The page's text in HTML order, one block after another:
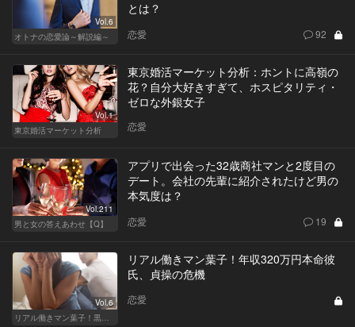
Vol.6
オトナの恋愛論～解説編～
とは？
恋愛 92
Vol.1
東京婚活マーケット分析
東京婚活マーケット分析：ホントに高嶺の
花？自分大好きすぎて、ホスピタリティ・
ゼロな外銀女子
恋愛
Vol.211
男と女の答えあわせ【Q】
アプリで出会った32歳商社マンと2度目の
デート。会社の先輩に紹介されたけど男の
本気度は？
恋愛 19
Vol.6
リアル働きマン葉子！年収320万円本命彼
氏、貞操の危機
恋愛